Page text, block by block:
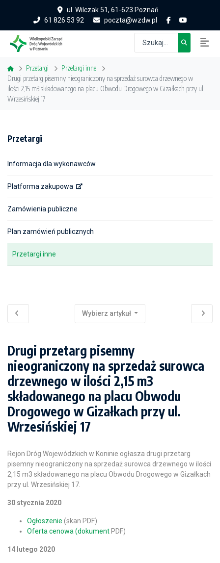
ul. Wilczak 51, 61-623 Poznań
61 826 53 92
poczta@wzdw.pl
Przetargi
Przetargi inne
Drugi przetarg pisemny nieograniczony na sprzedaż surowca drzewnego w
ilości 2,15 m3 składowanego na placu Obwodu Drogowego w Gizałkach przy ul.
Wrzesińskiej 17
Przetargi
Informacja dla wykonawców
Platforma zakupowa
Zamówienia publiczne
Plan zamówień publicznych
Przetargi inne
Wybierz artykuł
Drugi przetarg pisemny
nieograniczony na sprzedaż surowca
drzewnego w ilości 2,15 m3
składowanego na placu Obwodu
Drogowego w Gizałkach przy ul.
Wrzesińskiej 17
Rejon Dróg Wojewódzkich w Koninie ogłasza drugi przetarg
pisemny nieograniczony na sprzedaż surowca drzewnego w ilości
2,15 m3 składowanego na placu Obwodu Drogowego w Gizałkach
przy ul. Wrzesińskiej 17.
30 stycznia 2020
Ogłoszenie (skan PDF)
Oferta cenowa (dokument PDF)
14 lutego 2020